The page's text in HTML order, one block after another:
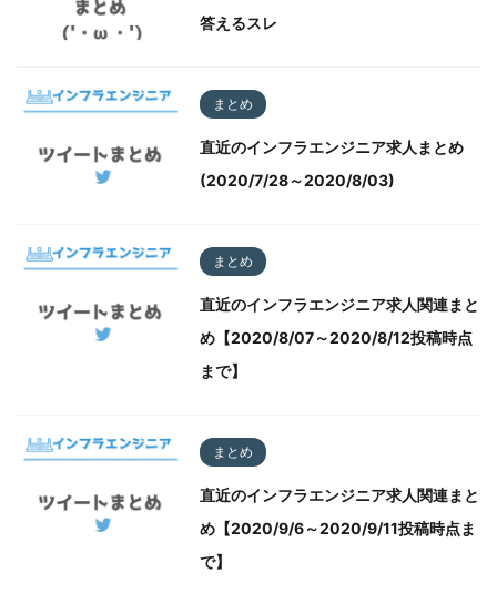
答えるスレ
まとめ
直近のインフラエンジニア求人まとめ
(2020/7/28～2020/8/03)
まとめ
直近のインフラエンジニア求人関連まと
め【2020/8/07～2020/8/12投稿時点
まで】
まとめ
直近のインフラエンジニア求人関連まと
め【2020/9/6～2020/9/11投稿時点ま
で】